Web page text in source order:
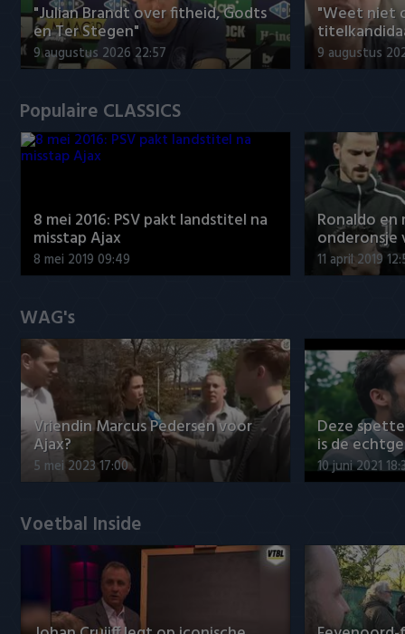
"Julian Brandt over fitheid, Godts
en Ter Stegen"
9 augustus 2026 22:57
"Weet niet
9 augustus
Populaire CLASSICS
8 mei 2016: PSV pakt landstitel na
misstap Ajax
8 mei 2019 09:49
Ronaldo
onderonsje
11 april 2019
WAG's
Vriendin Marcus Pedersen voor
Ajax?
5 mei 2023 17:00
Deze
is de
10 juni 2021
Voetbal Inside